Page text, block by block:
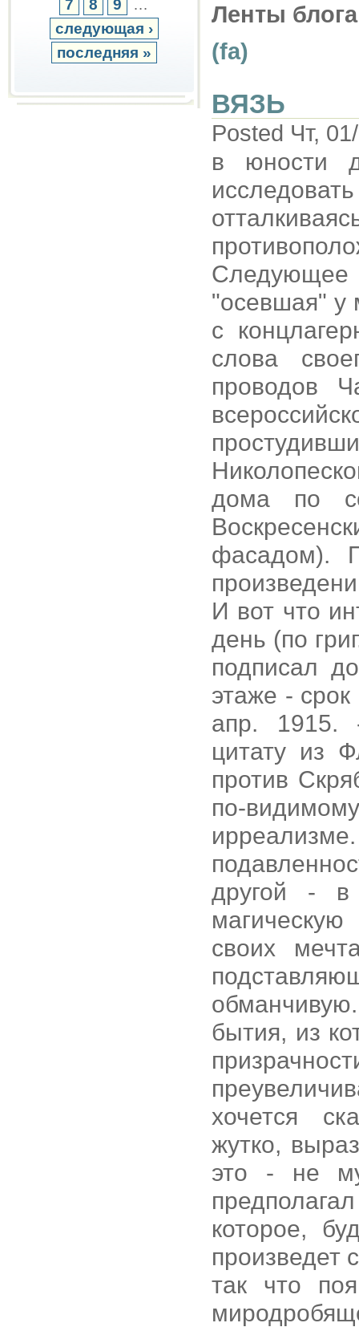
7 8 9
…
следующая ›
последняя »
Ленты
(fa)
ВЯЗЬ
Posted Чт,
в юности
Следующее
"осевшая" у
с
слова
проводов
дома по
фасадом).
И вот что
день (по
подписал
этаже -
апр. 1915.
цитату из
против
по-
другой - в
своих
бытия, из
хочется
жутко,
это - не
которое,
произведет
так что